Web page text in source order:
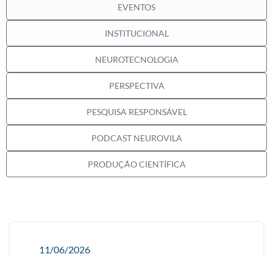
EVENTOS
INSTITUCIONAL
NEUROTECNOLOGIA
PERSPECTIVA
PESQUISA RESPONSÁVEL
PODCAST NEUROVILA
PRODUÇÃO CIENTÍFICA
11/06/2026